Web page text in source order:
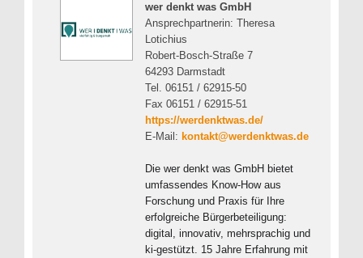
wer denkt was GmbH
Ansprechpartnerin: Theresa
Lotichius
Robert-Bosch-Straße 7
64293 Darmstadt
Tel. 06151 / 62915-50
Fax 06151 / 62915-51
https://werdenktwas.de/
E-Mail: kontakt@werdenktwas.de
Die wer denkt was GmbH bietet
umfassendes Know-How aus
Forschung und Praxis für Ihre
erfolgreiche Bürgerbeteiligung:
digital, innovativ, mehrsprachig und
ki-gestützt. 15 Jahre Erfahrung mit